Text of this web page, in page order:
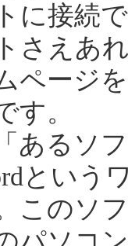
に接続
さえあ
ページ
す。
あるソ
という
このソ